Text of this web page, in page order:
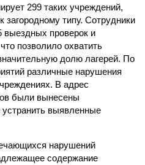
299 таких учреждений,
загородному типу. Сотрудники
выездных проверок и
позволило охватить
долю лагерей. По
различные нарушения
В адрес
были вынесены
выявленные
нарушений
содержание